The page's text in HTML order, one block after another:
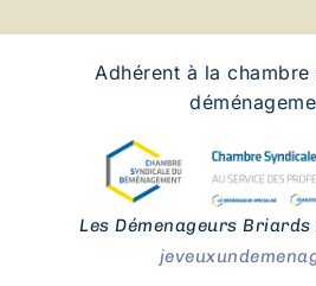
Adhérent à la
Les Démenageurs